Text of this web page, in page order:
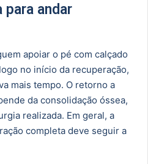
para andar
apoiar o pé com calçado
no início da recuperação,
mais tempo. O retorno a
da consolidação óssea,
realizada. Em geral, a
completa deve seguir a